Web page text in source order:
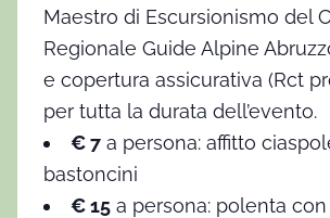
Maestro di Escursionismo del
Regionale Guide Alpine
e copertura assicurativa (Rct
per tutta la durata dell’evento.
€ 7 a persona: affitto
bastoncini
€ 15 a persona: polenta